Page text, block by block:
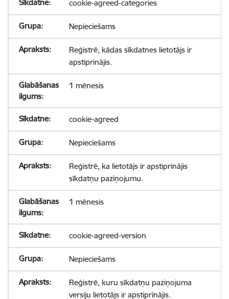
cookie-agreed-categories
Nepieciešams
Reģistrē, kādas sīkdatnes lietotājs ir
apstiprinājis.
1 mēnesis
cookie-agreed
Nepieciešams
Reģistrē, ka lietotājs ir apstiprinājis
sīkdatņu paziņojumu.
1 mēnesis
cookie-agreed-version
Nepieciešams
Reģistrē, kuru sīkdatņu paziņojuma
versiju lietotājs ir apstiprinājis.